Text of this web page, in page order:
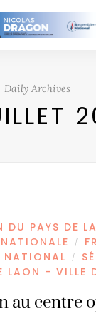
Daily Archives
DU PAYS DE
/
NATIONAL /
LAON - VILLE
au centre